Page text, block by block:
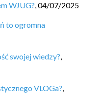
WJUG?,04/07/2025
to ogromna
swojej wiedzy?,
VLOGa?,